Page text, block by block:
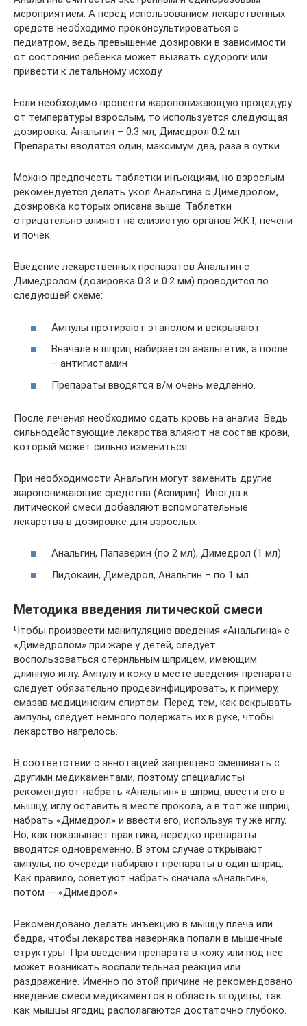
мероприятием. А перед использованием лекарственных
средств необходимо проконсультироваться с
педиатром, ведь превышение дозировки в зависимости
от состояния ребенка может вызвать судороги или
привести к летальному исходу.
Если необходимо провести жаропонижающую процедуру
от температуры взрослым, то используется следующая
дозировка: Анальгин – 0.3 мл, Димедрол 0.2 мл.
Препараты вводятся один, максимум два, раза в сутки.
Можно предпочесть таблетки инъекциям, но взрослым
рекомендуется делать укол Анальгина с Димедролом,
дозировка которых описана выше. Таблетки
отрицательно влияют на слизистую органов ЖКТ, печени
и почек.
Введение лекарственных препаратов Анальгин с
Димедролом (дозировка 0.3 и 0.2 мм) проводится по
следующей схеме:
Ампулы протирают этанолом и вскрывают
Вначале в шприц набирается анальгетик, а после
– антигистамин
Препараты вводятся в/м очень медленно.
После лечения необходимо сдать кровь на анализ. Ведь
сильнодействующие лекарства влияют на состав крови,
который может сильно измениться.
При необходимости Анальгин могут заменить другие
жаропонижающие средства (Аспирин). Иногда к
литической смеси добавляют вспомогательные
лекарства в дозировке для взрослых:
Анальгин, Папаверин (по 2 мл), Димедрол (1 мл)
Лидокаин, Димедрол, Анальгин – по 1 мл.
Методика введения литической смеси
Чтобы произвести манипуляцию введения «Анальгина» с
«Димедролом» при жаре у детей, следует
воспользоваться стерильным шприцем, имеющим
длинную иглу. Ампулу и кожу в месте введения препарата
следует обязательно продезинфицировать, к примеру,
смазав медицинским спиртом. Перед тем, как вскрывать
ампулы, следует немного подержать их в руке, чтобы
лекарство нагрелось.
В соответствии с аннотацией запрещено смешивать с
другими медикаментами, поэтому специалисты
рекомендуют набрать «Анальгин» в шприц, ввести его в
мышцу, иглу оставить в месте прокола, а в тот же шприц
набрать «Димедрол» и ввести его, используя ту же иглу.
Но, как показывает практика, нередко препараты
вводятся одновременно. В этом случае открывают
ампулы, по очереди набирают препараты в один шприц.
Как правило, советуют набрать сначала «Анальгин»,
потом — «Димедрол».
Рекомендовано делать инъекцию в мышцу плеча или
бедра, чтобы лекарства наверняка попали в мышечные
структуры. При введении препарата в кожу или под нее
может возникать воспалительная реакция или
раздражение. Именно по этой причине не рекомендовано
введение смеси медикаментов в область ягодицы, так
как мышцы ягодиц располагаются достаточно глубоко.